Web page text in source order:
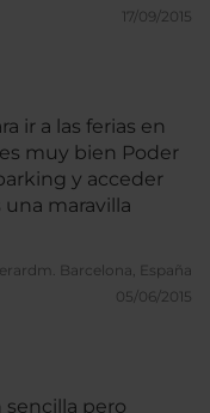
17/09/2015
ir a las ferias en
bien Poder
y acceder
una maravilla
Barcelona, España
05/06/2015
pero